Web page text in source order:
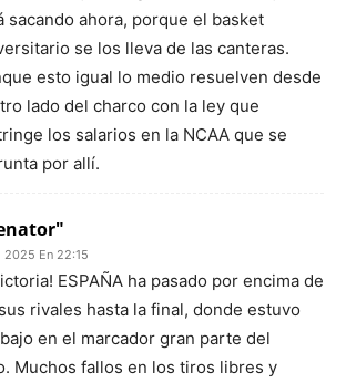
sacando ahora, porque el basket
se los lleva de las canteras.
esto igual lo medio resuelven desde
lado del charco con la ley que
los salarios en la NCAA que se
por allí.
2025 En 22:15
ESPAÑA ha pasado por encima de
rivales hasta la final, donde estuvo
en el marcador gran parte del
Muchos fallos en los tiros libres y